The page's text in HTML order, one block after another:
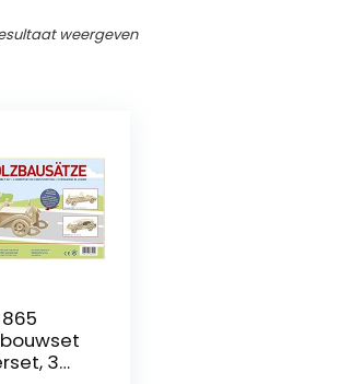
weergeven
3